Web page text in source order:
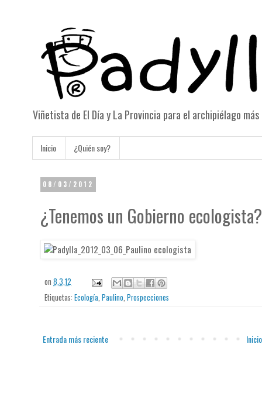
Viñetista de El Día y La Provincia para el archipiélago
Inicio ¿Quién soy?
08/03/2012
¿Tenemos un Gobierno ecologista?
on8.3.12
Etiquetas:Ecología,Paulino,Prospecciones
Entrada más reciente Inicio